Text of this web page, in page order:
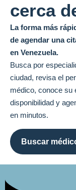
cerca
La forma más
de agendar una
en Venezuela.
Busca por
ciudad, revisa el
médico, conoce su
disponibilidad y
en minutos.
Buscar